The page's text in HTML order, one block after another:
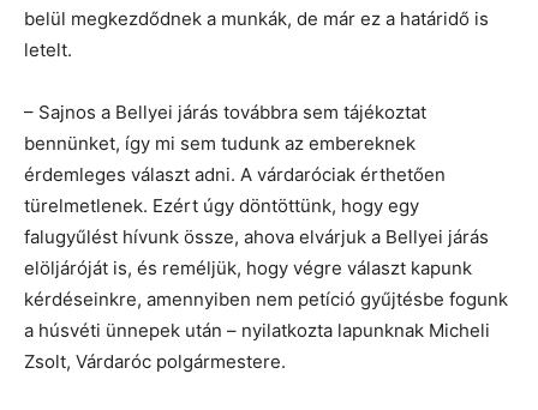
belül megkezdődnek a munkák, de már ez a határidő is
letelt.
– Sajnos a Bellyei járás továbbra sem tájékoztat
bennünket, így mi sem tudunk az embereknek
érdemleges választ adni. A várdaróciak érthetően
türelmetlenek. Ezért úgy döntöttünk, hogy egy
falugyűlést hívunk össze, ahova elvárjuk a Bellyei járás
elöljáróját is, és reméljük, hogy végre választ kapunk
kérdéseinkre, amennyiben nem petíció gyűjtésbe fogunk
a húsvéti ünnepek után – nyilatkozta lapunknak Micheli
Zsolt, Várdaróc polgármestere.